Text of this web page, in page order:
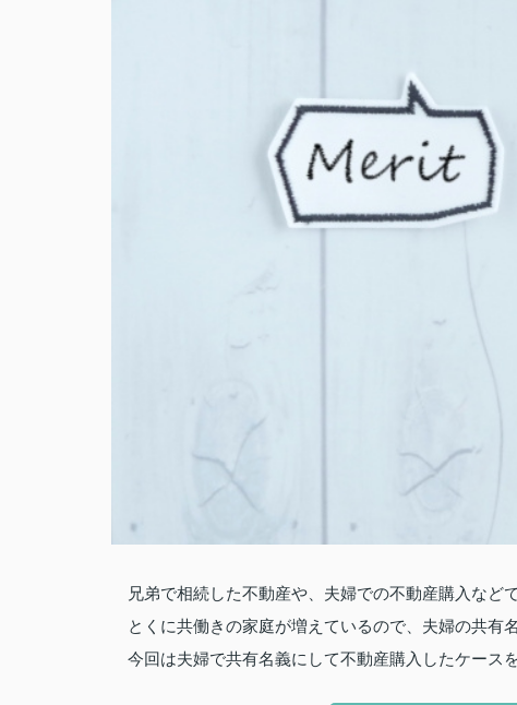
兄弟で相続した不動産や、夫婦での不動産購入など
とくに共働きの家庭が増えているので、夫婦の共有
今回は夫婦で共有名義にして不動産購入したケース